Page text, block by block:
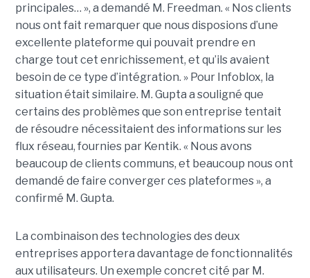
principales… », a demandé M. Freedman. « Nos clients
nous ont fait remarquer que nous disposions d’une
excellente plateforme qui pouvait prendre en
charge tout cet enrichissement, et qu’ils avaient
besoin de ce type d’intégration. » Pour Infoblox, la
situation était similaire. M. Gupta a souligné que
certains des problèmes que son entreprise tentait
de résoudre nécessitaient des informations sur les
flux réseau, fournies par Kentik. « Nous avons
beaucoup de clients communs, et beaucoup nous ont
demandé de faire converger ces plateformes », a
confirmé M. Gupta.
La combinaison des technologies des deux
entreprises apportera davantage de fonctionnalités
aux utilisateurs. Un exemple concret cité par M.